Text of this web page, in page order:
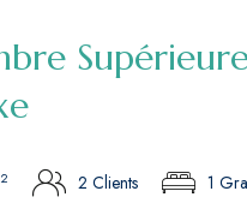
2 2 Clients
1